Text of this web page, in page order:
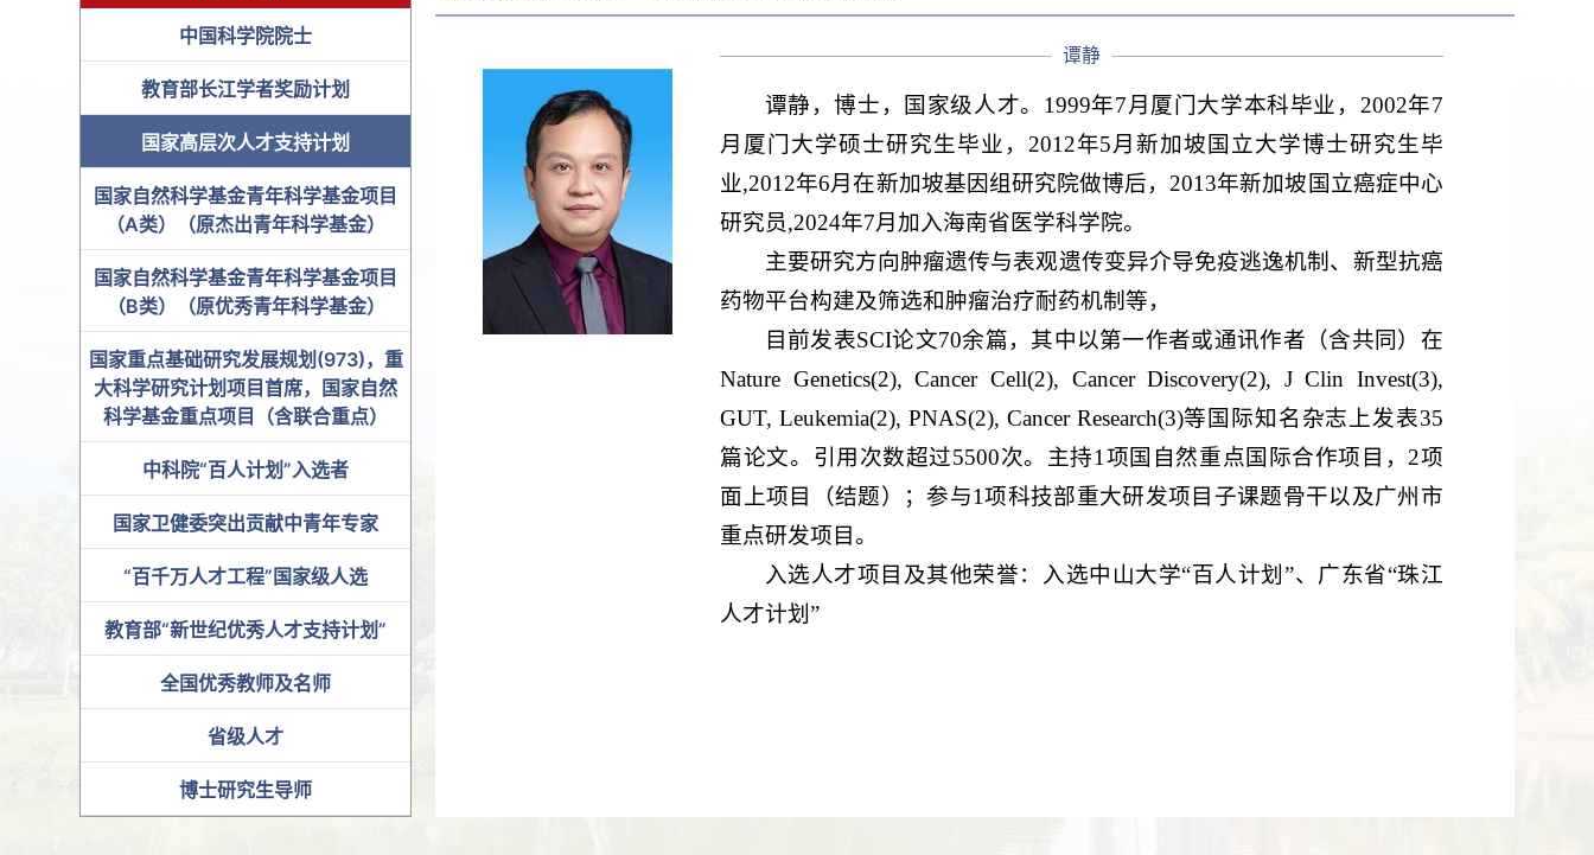
中国科学院院士
教育部长江学者奖励计划
国家高层次人才支持计划
国家自然科学基金青年科学基金项目
（A类）（原杰出青年科学基金）
国家自然科学基金青年科学基金项目
（B类）（原优秀青年科学基金）
国家重点基础研究发展规划(973)，重
大科学研究计划项目首席，国家自然
科学基金重点项目（含联合重点）
中科院“百人计划”入选者
国家卫健委突出贡献中青年专家
“百千万人才工程”国家级人选
教育部“新世纪优秀人才支持计划”
全国优秀教师及名师
省级人才
博士研究生导师
谭静
谭静，博士，国家级人才。1999年7月厦门大学本科毕业，2002年7
月厦门大学硕士研究生毕业，2012年5月新加坡国立大学博士研究生毕
业,2012年6月在新加坡基因组研究院做博后，2013年新加坡国立癌症中心
研究员,2024年7月加入海南省医学科学院。
主要研究方向肿瘤遗传与表观遗传变异介导免疫逃逸机制、新型抗癌
药物平台构建及筛选和肿瘤治疗耐药机制等，
目前发表SCI论文70余篇，其中以第一作者或通讯作者（含共同）在
Nature Genetics(2), Cancer Cell(2), Cancer Discovery(2), J Clin Invest(3),
GUT, Leukemia(2), PNAS(2), Cancer Research(3)等国际知名杂志上发表35
篇论文。引用次数超过5500次。主持1项国自然重点国际合作项目，2项
面上项目（结题）；参与1项科技部重大研发项目子课题骨干以及广州市
重点研发项目。
入选人才项目及其他荣誉：入选中山大学“百人计划”、广东省“珠江
人才计划”